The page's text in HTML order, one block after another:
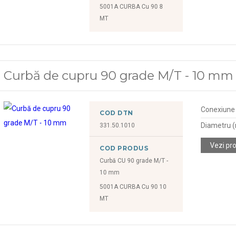
5001A CURBA Cu 90 8
MT
Curbă de cupru 90 grade M/T - 10 mm
COD DTN
331.50.1010
COD PRODUS
Curbă CU 90 grade M/T -
10 mm
5001A CURBA Cu 90 10
MT
Conexiune
Diametru
Vezi